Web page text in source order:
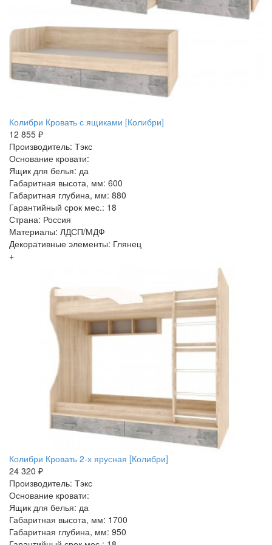
Колибри Кровать с ящиками [Колибри]
12 855 ₽
Производитель: Тэкс
Основание кровати:
Ящик для белья: да
Габаритная высота, мм: 600
Габаритная глубина, мм: 880
Гарантийный срок мес.: 18
Страна: Россия
Материалы: ЛДСП/МДФ
Декоративные элементы: Глянец
+
Колибри Кровать 2-х ярусная [Колибри]
24 320 ₽
Производитель: Тэкс
Основание кровати:
Ящик для белья: да
Габаритная высота, мм: 1700
Габаритная глубина, мм: 950